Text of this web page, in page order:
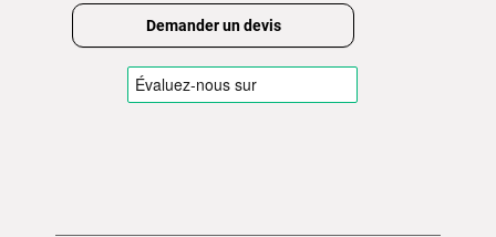
Demander un devis